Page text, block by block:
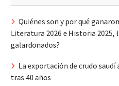
Quiénes son y por qué
Literatura 2026 e Historia 2025,
galardonados?
La exportación de crudo saudí
tras 40 años